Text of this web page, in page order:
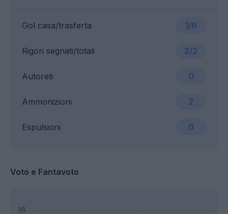
Gol casa/trasferta 1/6
Ammonizioni 2
Rigori segnati/totali 2/2
Espulsioni 0
Autoreti 0
Voto e Fantavoto